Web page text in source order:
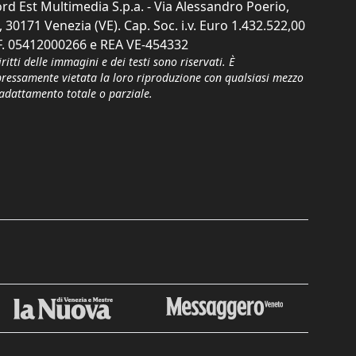
Est Multimedia S.p.a. - Via Alessandro Poerio,
30171 Venezia (VE). Cap. Soc. i.v. Euro 1.432.522,00
05412000266 e REA VE-454332
delle immagini e dei testi sono riservati. È
vietata la loro riproduzione con qualsiasi mezzo
totale o parziale.